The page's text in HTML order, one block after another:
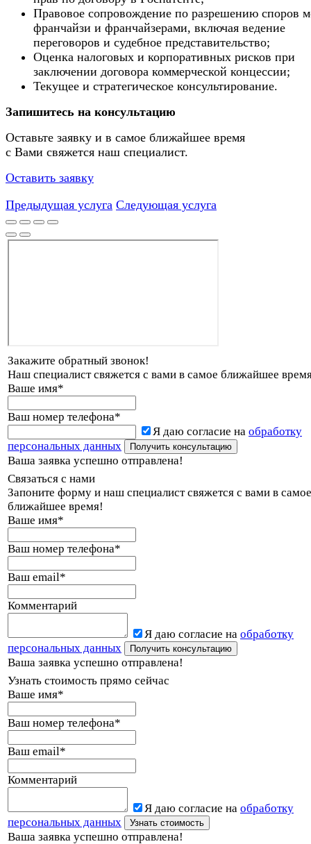
Правовое сопровождение по разрешению споров
франчайзи и франчайзерами, включая ведение
переговоров и судебное представительство;
Оценка налоговых и корпоративных рисков при
заключении договора коммерческой концессии;
Текущее и стратегическое консультирование.
Запишитесь на консультацию
Оставьте заявку и в самое ближайшее время
с Вами свяжется наш специалист.
Оставить заявку
Предыдущая услуга Следующая услуга
Закажите обратный звонок!
Наш специалист свяжется с вами в самое ближайшее
Ваше имя*
Ваш номер телефона*
Я даю согласие на обработку
персональных данных
Ваша заявка успешно отправлена!
Связаться с нами
Запоните форму и наш специалист свяжется с вами в самое
ближайшее время!
Ваше имя*
Ваш номер телефона*
Ваш email*
Комментарий
Я даю согласие на обработку
персональных данных
Ваша заявка успешно отправлена!
Узнать стоимость прямо сейчас
Ваше имя*
Ваш номер телефона*
Ваш email*
Комментарий
Я даю согласие на обработку
персональных данных
Ваша заявка успешно отправлена!